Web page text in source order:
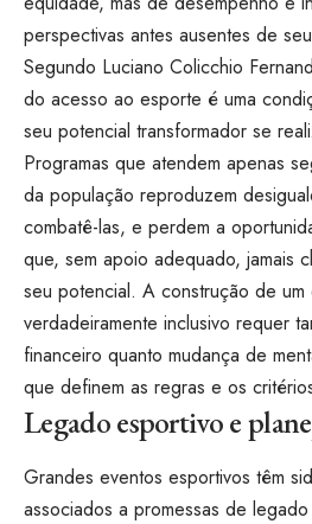
perspectivas antes ausentes de
Segundo Luciano Colicchio
do acesso ao esporte é uma
seu potencial transformador se
Programas que atendem apenas
da população reproduzem
combatê-las, e perdem a
que, sem apoio adequado, jamais
seu potencial. A construção de um
verdadeiramente inclusivo requer
financeiro quanto mudança de
que definem as regras e os
Legado esportivo e
Grandes eventos esportivos têm
associados a promessas de